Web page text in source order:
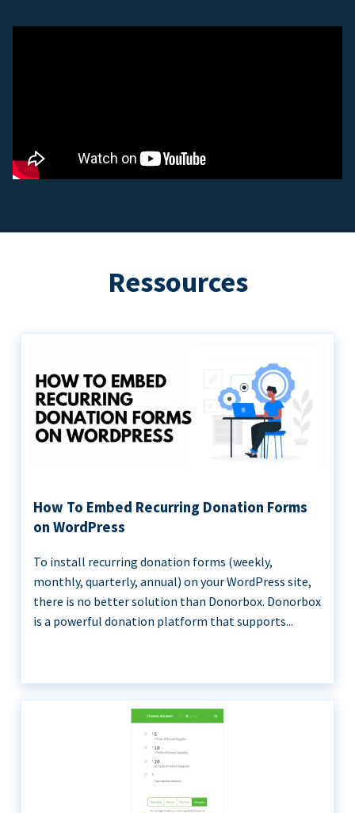
Ressources
How To Embed Recurring Donation Forms
on WordPress
To install recurring donation forms (weekly,
monthly, quarterly, annual) on your WordPress site,
there is no better solution than Donorbox. Donorbox
is a powerful donation platform that supports...